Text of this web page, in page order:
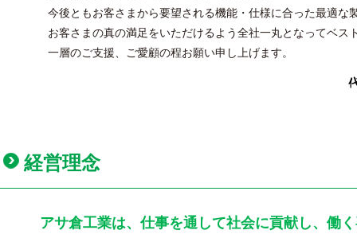
今後ともお客さまから要望される機能・仕様に合った最適な
お客さまの真の満足をいただけるよう全社一丸となってベス
一層のご支援、ご愛顧の程お願い申し上げます。
経営理念
アサ倉工業は、仕事を通して社会に貢献し、働